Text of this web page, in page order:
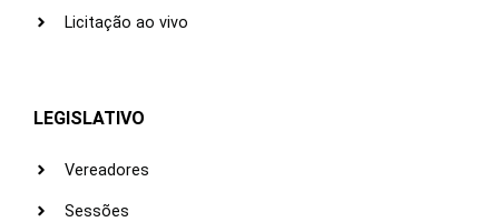
Licitação ao vivo
LEGISLATIVO
Vereadores
Sessões